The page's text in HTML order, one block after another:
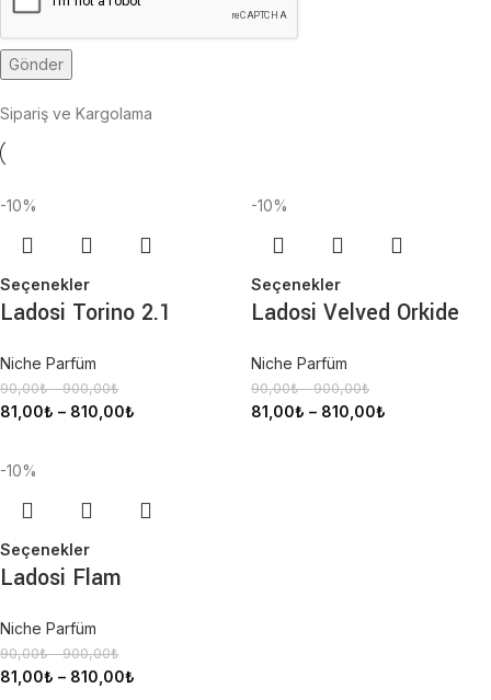
Sipariş ve Kargolama
-10%
Seçenekler
Ladosi Torino 2.1
Niche Parfüm
90,00₺ –900,00₺
81,00₺ – 810,00₺
-10%
Seçenekler
Ladosi Velved Orkide
Niche Parfüm
90,00₺ –900,00₺
81,00₺ – 810,00₺
-10%
Seçenekler
Ladosi Flam
Niche Parfüm
90,00₺ –900,00₺
81,00₺ – 810,00₺